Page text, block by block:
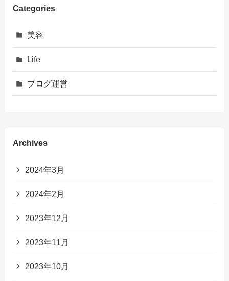
Categories
美容
Life
ブログ運営
Archives
2024年3月
2024年2月
2023年12月
2023年11月
2023年10月